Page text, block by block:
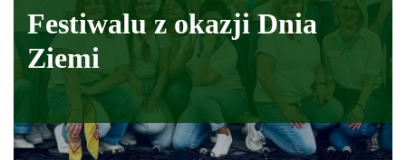
Festiwalu z okazji Dnia
Ziemi